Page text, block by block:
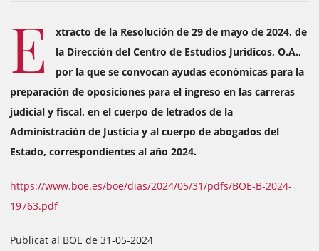
E
xtracto de la Resolución de 29 de mayo de 2024, de
la Dirección del Centro de Estudios Jurídicos, O.A.,
por la que se convocan ayudas económicas para la
preparación de oposiciones para el ingreso en las carreras
judicial y fiscal, en el cuerpo de letrados de la
Administración de Justicia y al cuerpo de abogados del
Estado, correspondientes al año 2024.
https://www.boe.es/boe/dias/2024/05/31/pdfs/BOE-B-2024-
19763.pdf
Publicat al BOE de 31-05-2024